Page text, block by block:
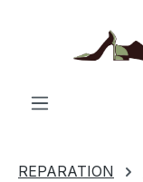
REPARATION